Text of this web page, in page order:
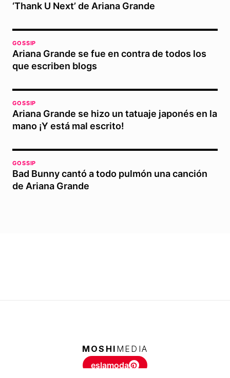
‘Thank U Next’ de Ariana Grande
GOSSIP
Ariana Grande se fue en contra de todos los
que escriben blogs
GOSSIP
Ariana Grande se hizo un tatuaje japonés en la
mano ¡Y está mal escrito!
GOSSIP
Bad Bunny cantó a todo pulmón una canción
de Ariana Grande
MOSHI MEDIA
eslamoda